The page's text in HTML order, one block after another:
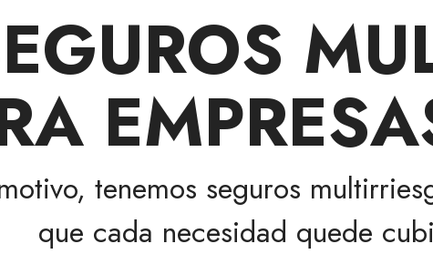
tenemos seguros
que cada necesidad quede